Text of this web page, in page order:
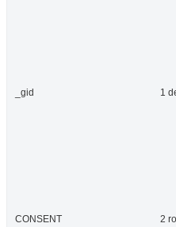
_gid 1
CONSENT 2